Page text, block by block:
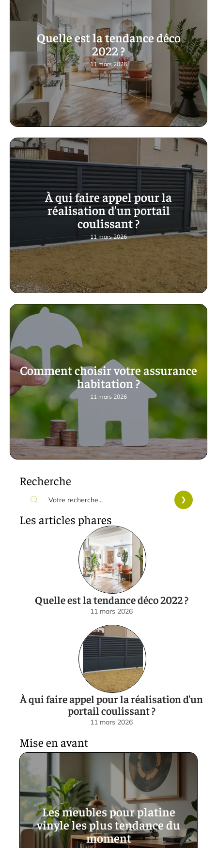
Quelle est la tendance déco
2022 ?
11 mars 2026
À qui faire appel pour la
réalisation d’un portail
coulissant ?
11 mars 2026
Comment choisir votre assurance
habitation ?
11 mars 2026
Recherche
Les articles phares
Quelle est la tendance déco 2022 ?
11 mars 2026
À qui faire appel pour la réalisation d’un
portail coulissant ?
11 mars 2026
Mise en avant
Les meubles pour platine
vinyle les plus tendance du
moment